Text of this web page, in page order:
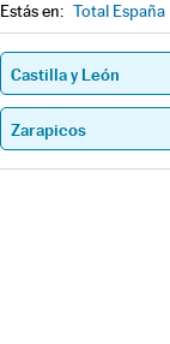
Estás en: Total España